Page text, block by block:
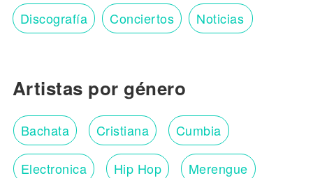
Discografía Conciertos Noticias
Artistas por género
Bachata Cristiana Cumbia
Electronica Hip Hop Merengue